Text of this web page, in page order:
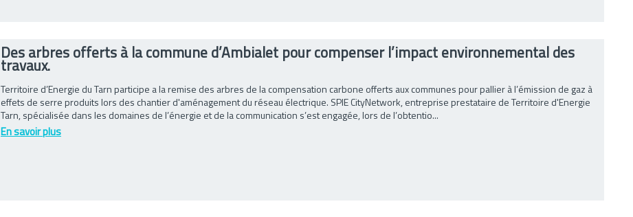
Des arbres offerts à la commune d’Ambialet pour compenser l’impact environnemental des
travaux.
Territoire d’Energie du Tarn participe a la remise des arbres de la compensation carbone offerts aux communes pour pallier à l’émission de gaz à
effets de serre produits lors des chantier d'aménagement du réseau électrique. SPIE CityNetwork, entreprise prestataire de Territoire d'Energie
Tarn, spécialisée dans les domaines de l’énergie et de la communication s’est engagée, lors de l’obtentio...
En savoir plus